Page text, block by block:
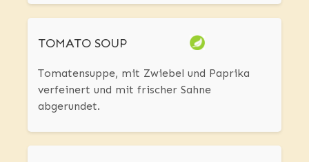
TOMATO SOUP
Tomatensuppe, mit Zwiebel und Paprika
verfeinert und mit frischer Sahne
abgerundet.